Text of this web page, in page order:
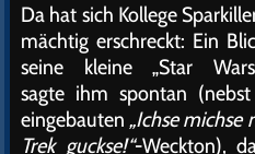
Da hat sich Kollege
mächtig erschreckt: Ein
seine kleine „Star
sagte ihm spontan
eingebauten„Ichse michse
Trek guckse!“-Weckton),